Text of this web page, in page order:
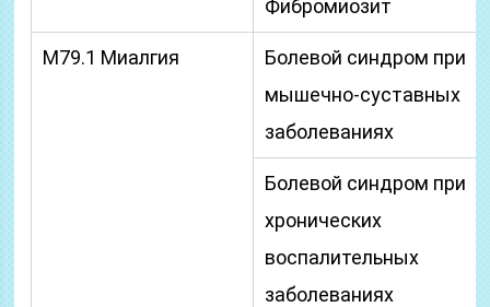
Фибромиозит
M79.1 Миалгия
Болевой синдром при
мышечно-суставных
заболеваниях
Болевой синдром при
хронических
воспалительных
заболеваниях